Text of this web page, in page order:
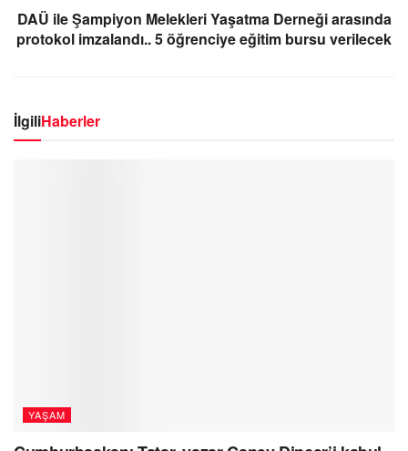
DAÜ ile Şampiyon Melekleri Yaşatma Derneği arasında
protokol imzalandı.. 5 öğrenciye eğitim bursu verilecek
İlgiliHaberler
YAŞAM